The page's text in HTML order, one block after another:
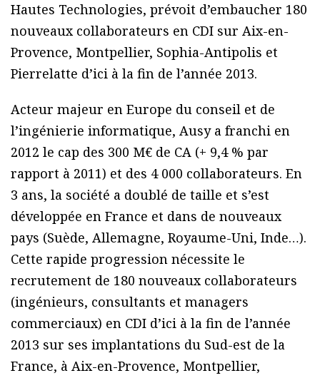
Hautes Technologies, prévoit d’embaucher 180
nouveaux collaborateurs en CDI sur Aix-en-
Provence, Montpellier, Sophia-Antipolis et
Pierrelatte d’ici à la fin de l’année 2013.
Acteur majeur en Europe du conseil et de
l’ingénierie informatique, Ausy a franchi en
2012 le cap des 300 M€ de CA (+ 9,4 % par
rapport à 2011) et des 4 000 collaborateurs. En
3 ans, la société a doublé de taille et s’est
développée en France et dans de nouveaux
pays (Suède, Allemagne, Royaume-Uni, Inde…).
Cette rapide progression nécessite le
recrutement de 180 nouveaux collaborateurs
(ingénieurs, consultants et managers
commerciaux) en CDI d’ici à la fin de l’année
2013 sur ses implantations du Sud-est de la
France, à Aix-en-Provence, Montpellier,